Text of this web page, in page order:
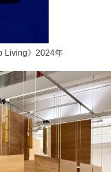
Living》2024年